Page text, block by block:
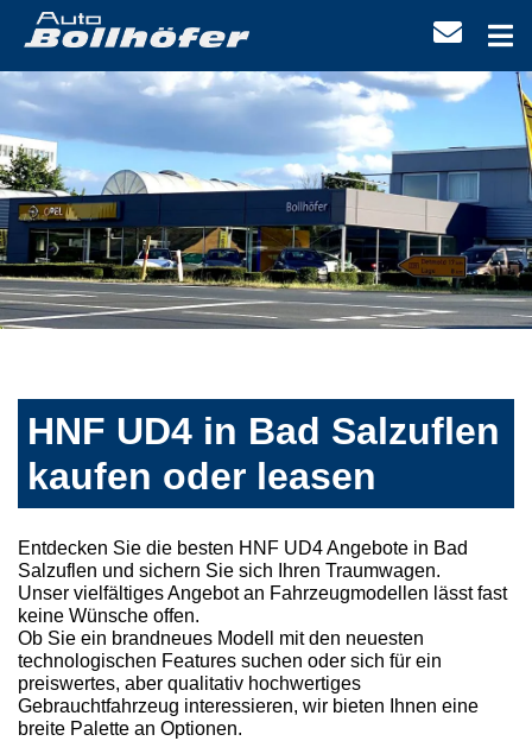
HNF UD4 in Bad Salzuflen
kaufen oder leasen
Entdecken Sie die besten HNF UD4 Angebote in Bad
Salzuflen und sichern Sie sich Ihren Traumwagen.
Unser vielfältiges Angebot an Fahrzeugmodellen lässt fast
keine Wünsche offen.
Ob Sie ein brandneues Modell mit den neuesten
technologischen Features suchen oder sich für ein
preiswertes, aber qualitativ hochwertiges
Gebrauchtfahrzeug interessieren, wir bieten Ihnen eine
breite Palette an Optionen.